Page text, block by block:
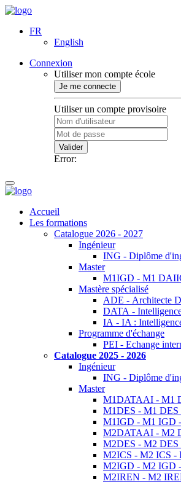
FR
English
Connexion
Utiliser mon compte école
Je me connecte
Utiliser un compte provisoire
Valider
Error:
Accueil
Les formations
Catalogue 2026 - 2027
Ingénieur
ING - Diplôme
Master
M1IGD - M1
Mastère spécialisé
ADE - Architecte
DATA -
IA - IA :
Programme d'échange
PEI - Echange
Catalogue 2025 - 2026
Ingénieur
ING - Diplôme
Master
M1DATAAI - M1
M1DES - M1 DES
M1IGD - M1 IGD -
M2DATAAI - M2
M2DES - M2 DES
M2ICS - M2 ICS -
M2IGD - M2 IGD -
M2IREN - M2